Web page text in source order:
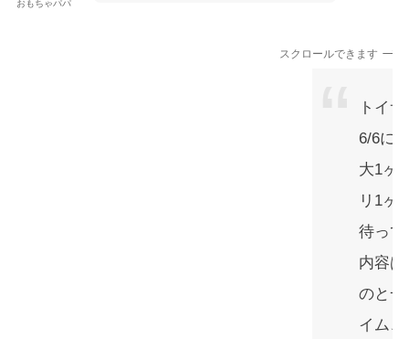
おもちゃパパ
スクロールできます
トイ
6/6に
大1ヶ
リ1ヶ
待っ
内容
のと
イム